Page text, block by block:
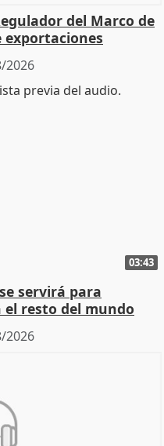
del Marco de
exportaciones
2026
03:43
servirá para
resto del mundo
2026